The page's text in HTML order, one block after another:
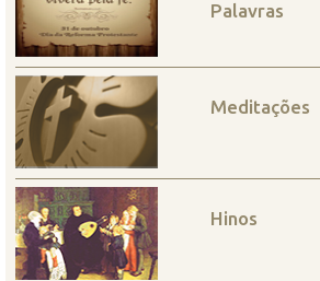
Palavras
Meditações
Hinos